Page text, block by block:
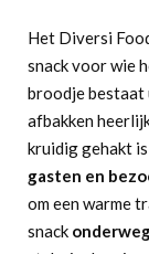
Het Diversi
snack voor wie
broodje bestaat
afbakken
kruidig gehakt
gasten en
om een warme
snack